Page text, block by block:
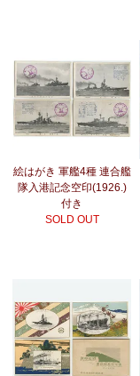
絵はがき 軍艦4種 連合艦
隊入港記念空印(1926.)
付き
SOLD OUT